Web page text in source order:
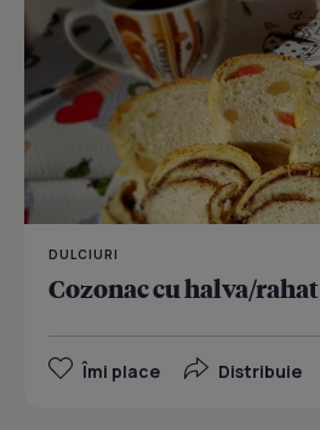
DULCIURI
Cozonac cu halva/rahat
Îmi place Distribuie